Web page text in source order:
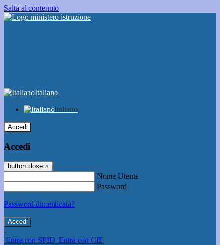
Salta al contenuto
Italiano
Italiano
Accedi
Accedi
button close ×
Nome Utente
Password
Password dimenticata?
-
Entra con SPID Entra con CIE